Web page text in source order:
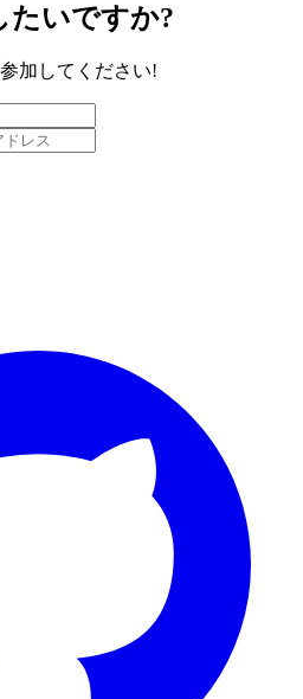
たいですか?
加してください!